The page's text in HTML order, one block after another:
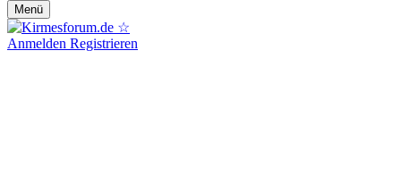
Menü
Anmelden Registrieren